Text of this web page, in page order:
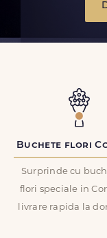
Buchete flori
Surprinde cu
flori speciale in
livrare rapida la